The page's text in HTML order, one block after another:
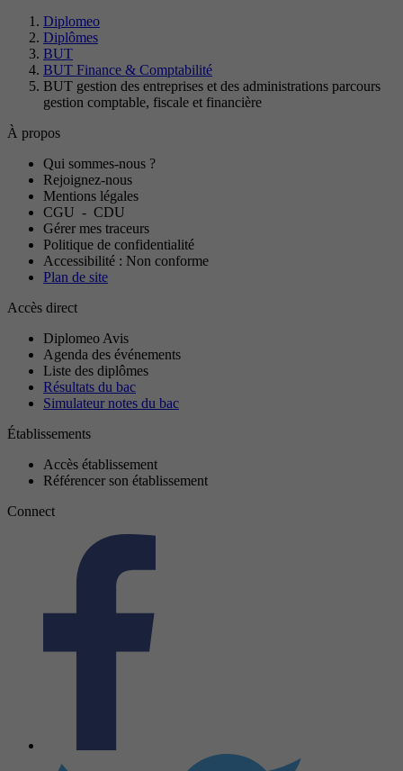
Diplomeo
Diplômes
BUT
BUT Finance & Comptabilité
BUT gestion des entreprises et des administrations parcours
gestion comptable, fiscale et financière
À propos
Qui sommes-nous ?
Rejoignez-nous
Mentions légales
CGU - CDU
Gérer mes traceurs
Politique de confidentialité
Accessibilité : Non conforme
Plan de site
Accès direct
Diplomeo Avis
Agenda des événements
Liste des diplômes
Résultats du bac
Simulateur notes du bac
Établissements
Accès établissement
Référencer son établissement
Connect